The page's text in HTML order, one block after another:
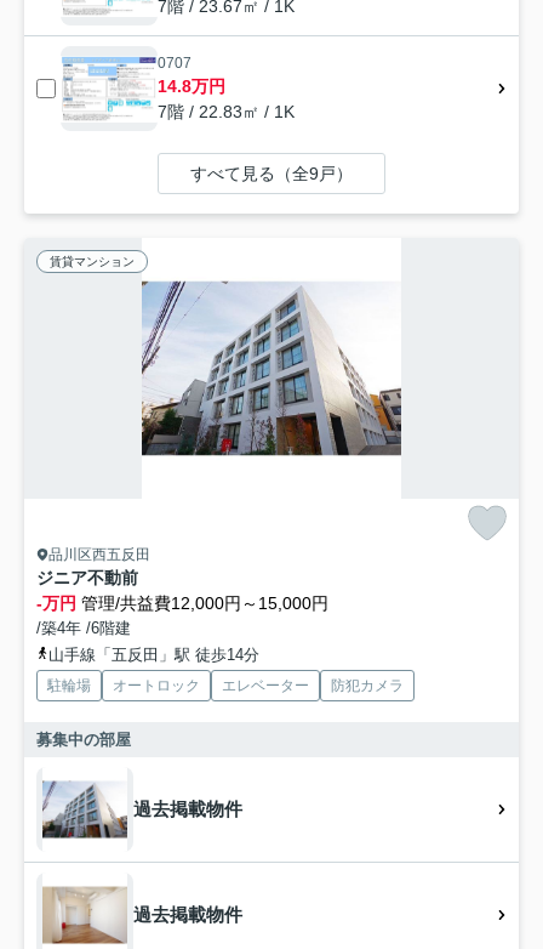
7階 / 23.67㎡ / 1K
0707
14.8万円
7階 / 22.83㎡ / 1K
すべて見る（全9戸）
賃貸マンション
品川区西五反田
ジニア不動前
-万円 管理/共益費12,000円～15,000円
/築4年 /6階建
山手線「五反田」駅 徒歩14分
駐輪場 オートロック エレベーター 防犯カメラ
募集中の部屋
過去掲載物件
過去掲載物件